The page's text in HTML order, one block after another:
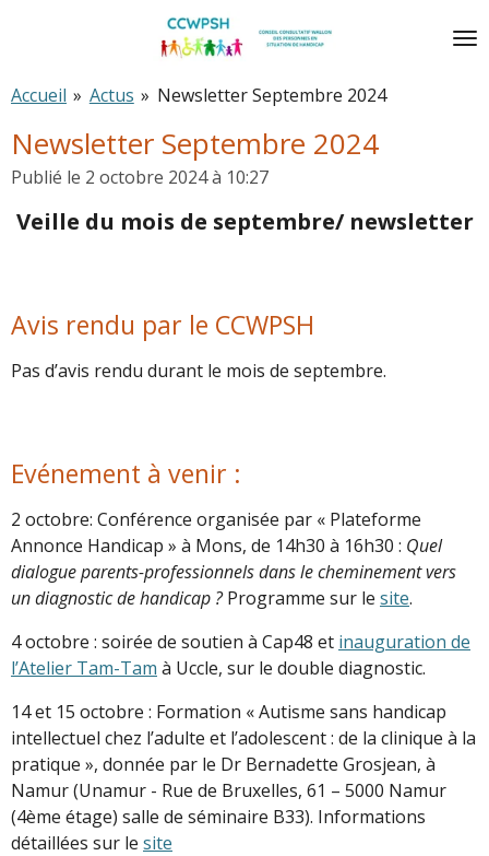
principal
Accueil » Actus » Newsletter Septembre 2024
Newsletter Septembre 2024
Publié le 2 octobre 2024 à 10:27
Veille du mois de septembre/ newsletter
Avis rendu par le CCWPSH
Pas d’avis rendu durant le mois de septembre.
Evénement à venir :
2 octobre: Conférence organisée par « Plateforme
Annonce Handicap » à Mons, de 14h30 à 16h30 : Quel
dialogue parents-professionnels dans le cheminement vers
un diagnostic de handicap ?Programme sur le site.
4 octobre : soirée de soutien à Cap48 et inauguration de
l’Atelier Tam-Tam à Uccle, sur le double diagnostic.
14 et 15 octobre : Formation « Autisme sans handicap
intellectuel chez l’adulte et l’adolescent : de la clinique à la
pratique », donnée par le Dr Bernadette Grosjean, à
Namur (Unamur - Rue de Bruxelles, 61 – 5000 Namur
(4ème étage) salle de séminaire B33). Informations
détaillées sur le site